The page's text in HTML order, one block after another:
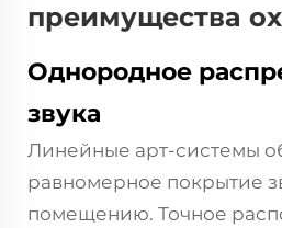
преимущества
Однородное
звука
Линейные арт-системы
равномерное покрытие
помещению. Точное